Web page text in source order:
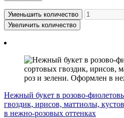
Уменьшить количество
Увеличить количество
Нежный букет в розово-
гвоздик, ирисов, маттиолы,
в нежно-розовых оттенках